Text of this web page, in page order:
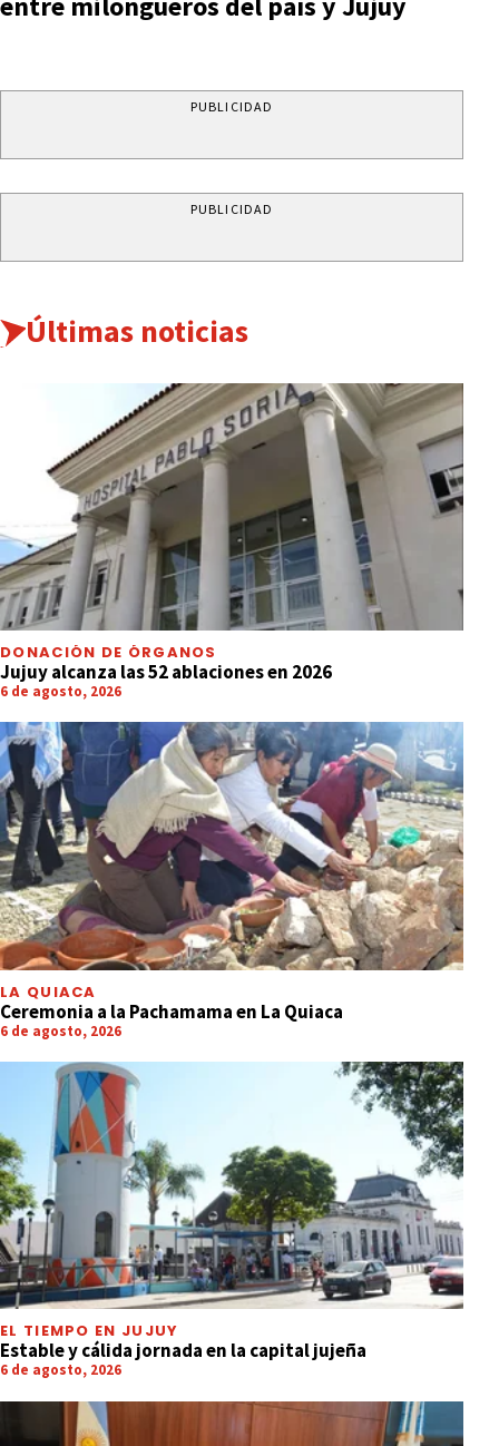
PUBLICIDAD
PUBLICIDAD
Últimas noticias
DONACIÓN DE ÓRGANOS
Jujuy alcanza las 52 ablaciones en 2026
6 de agosto, 2026
LA QUIACA
Ceremonia a la Pachamama en La Quiaca
6 de agosto, 2026
EL TIEMPO EN JUJUY
Estable y cálida jornada en la capital jujeña
6 de agosto, 2026